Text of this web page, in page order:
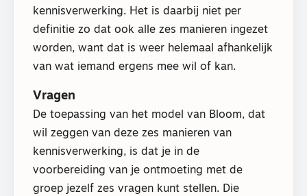
kennisverwerking. Het is daarbij niet per
definitie zo dat ook alle zes manieren ingezet
worden, want dat is weer helemaal afhankelijk
van wat iemand ergens mee wil of kan.
Vragen
De toepassing van het model van Bloom, dat
wil zeggen van deze zes manieren van
kennisverwerking, is dat je in de
voorbereiding van je ontmoeting met de
groep jezelf zes vragen kunt stellen. Die